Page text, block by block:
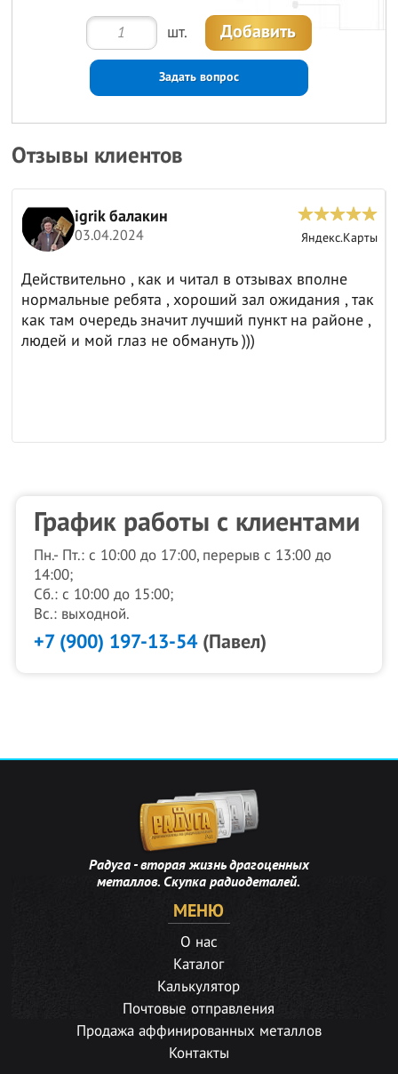
шт. Добавить
Задать вопрос
Отзывы клиентов
igrik балакин
03.04.2024 Яндекс.Карты
Действительно , как и читал в отзывах вполне
нормальные ребята , хороший зал ожидания , так
как там очередь значит лучший пункт на районе ,
людей и мой глаз не обмануть )))
График работы с клиентами
Пн.- Пт.: с 10:00 до 17:00, перерыв с 13:00 до
14:00;
Сб.: с 10:00 до 15:00;
Вс.: выходной.
+7 (900) 197-13-54(Павел)
Радуга - вторая жизнь драгоценных
металлов. Скупка радиодеталей.
МЕНЮ
О нас
Каталог
Калькулятор
Почтовые отправления
Продажа аффинированных металлов
Контакты